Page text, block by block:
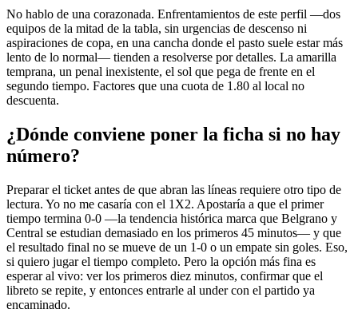
No hablo de una corazonada. Enfrentamientos de este perfil —dos
equipos de la mitad de la tabla, sin urgencias de descenso ni
aspiraciones de copa, en una cancha donde el pasto suele estar más
lento de lo normal— tienden a resolverse por detalles. La amarilla
temprana, un penal inexistente, el sol que pega de frente en el
segundo tiempo. Factores que una cuota de 1.80 al local no
descuenta.
¿Dónde conviene poner la ficha si no hay
número?
Preparar el ticket antes de que abran las líneas requiere otro tipo de
lectura. Yo no me casaría con el 1X2. Apostaría a que el primer
tiempo termina 0-0 —la tendencia histórica marca que Belgrano y
Central se estudian demasiado en los primeros 45 minutos— y que
el resultado final no se mueve de un 1-0 o un empate sin goles. Eso,
si quiero jugar el tiempo completo. Pero la opción más fina es
esperar al vivo: ver los primeros diez minutos, confirmar que el
libreto se repite, y entonces entrarle al under con el partido ya
encaminado.